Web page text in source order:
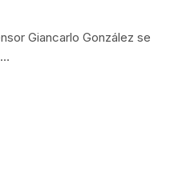
Giancarlo González se